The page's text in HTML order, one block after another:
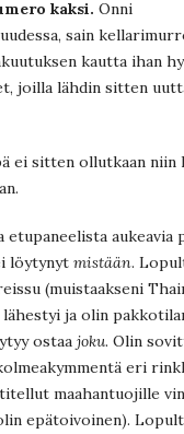
kaksi. Onni
sain
kautta ihan
joilla lähdin sitten
ei sitten ollutkaan niin
etupaneelista aukeavia
löytynyt mistään.
(muistaakseni
ja olin
ostaa joku. Olin
eri
maahantuojille
epätoivoinen).